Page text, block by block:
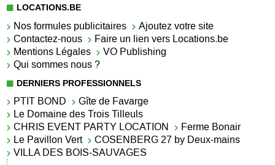
LOCATIONS.BE
Nos formules publicitaires
Ajoutez votre site
Contactez-nous
Faire un lien vers Locations.be
Mentions Légales
VO Publishing
Qui sommes nous ?
DERNIERS PROFESSIONNELS
PTIT BOND
Gîte de Favarge
Le Domaine des Trois Tilleuls
CHRIS EVENT PARTY LOCATION
Ferme Bonair
Le Pavillon Vert
COSENBERG 27 by Deux-mains
VILLA DES BOIS-SAUVAGES